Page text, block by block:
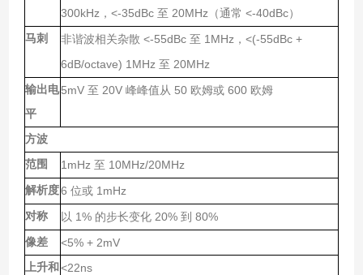
300kHz ， <-35dBc 至 20MHz （通常 <-40dBc）
马刺 非谐波相关杂散 <-55dBc 至 1MHz ， <(-55dBc +
6dB/octave) 1MHz 至 20MHz
输出电
平
5mV 至 20V 峰峰值从 50 欧姆或600 欧姆
方波
范围 1mHz 至 10MHz/20MHz
解析度6 位或1mHz
对称 以 1% 的步长变化20% 到 80%
像差 <5% + 2mV
上升和 <22ns